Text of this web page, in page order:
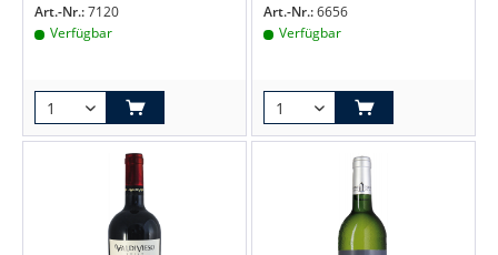
Art.-Nr.:7120
Verfügbar
Art.-Nr.:6656
Verfügbar